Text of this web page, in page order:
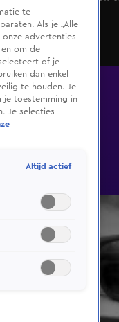
te
Als je „Alle
advertenties
om de
of je
dan enkel
te houden. Je
je toestemming in
Je selecties
Altijd actief